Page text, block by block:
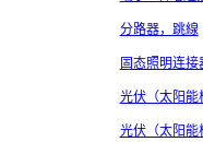
分路器，跳線
固态照明连接
光伏（太阳能
光伏（太阳能